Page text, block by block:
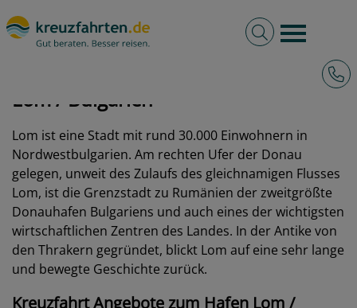
Burger
Volltextsuche
Lom / Bulgarien
Lom ist eine Stadt mit rund 30.000 Einwohnern in
Nordwestbulgarien. Am rechten Ufer der Donau
gelegen, unweit des Zulaufs des gleichnamigen Flusses
Lom, ist die Grenzstadt zu Rumänien der zweitgrößte
Donauhafen Bulgariens und auch eines der wichtigsten
wirtschaftlichen Zentren des Landes. In der Antike von
den Thrakern gegründet, blickt Lom auf eine sehr lange
und bewegte Geschichte zurück.
Kreuzfahrt Angebote zum Hafen Lom /